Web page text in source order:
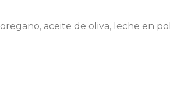
aceite de oliva, leche en